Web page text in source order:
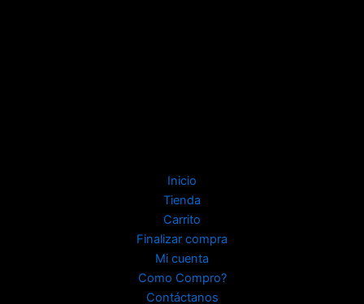
Inicio
Tienda
Carrito
Finalizar compra
Mi cuenta
Como Compro?
Contáctanos